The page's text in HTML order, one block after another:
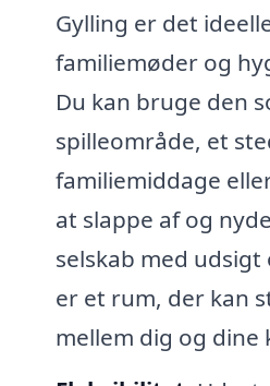
Gylling er det
familiemøder og
Du kan bruge den
spilleområde, et
familiemiddage
at slappe af og
selskab med
er et rum, der kan
mellem dig og dine